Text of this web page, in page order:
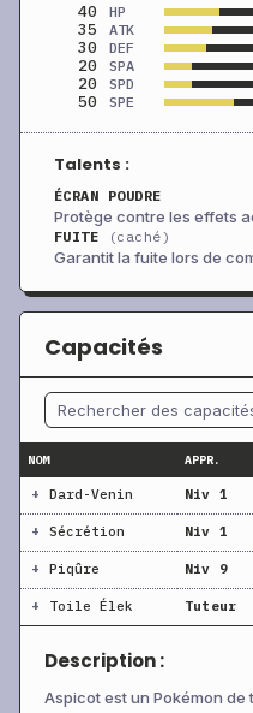
40 HP
35 ATK
30 DEF
20 SPA
20 SPD
50 SPE
Talents :
ÉCRAN POUDRE
Protège contre les effets
FUITE (caché)
Garantit la fuite lors de
Capacités
NOM APPR.
+ Dard-Venin Niv 1
+ Sécrétion Niv 1
+ Piqûre Niv 9
+ Toile Élek Tuteur
Description :
Aspicot est un Pokémon